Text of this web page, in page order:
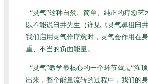
“灵气”这种自然、简单、纯正的疗愈
以不能说臼井先生（详见 《灵气鼻祖臼
我们启用灵气作疗愈时，灵气会作用在
重、不当的负面能量。
“灵气”教学最核心的一个环节就是“灌
出来，整个能量流转的过程中，我们的